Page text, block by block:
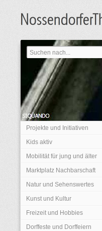
Projekte und Initiativen
Kids aktiv
Mobilität für jung und älter
Marktplatz Nachbarschaft
Natur und Sehenswertes
Kunst und Kultur
Freizeit und Hobbies
Dorffeste und Dorffeiern